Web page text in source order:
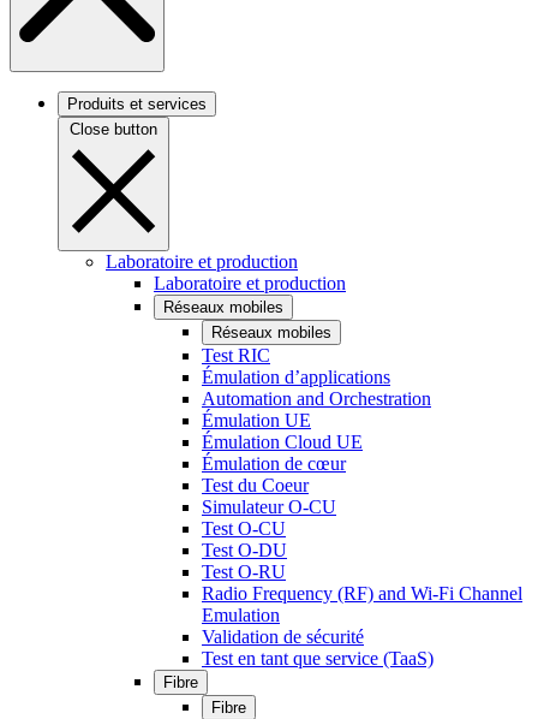
Produits et services
Close button
Laboratoire et production
Laboratoire et production
Réseaux mobiles
Réseaux mobiles
Test RIC
Émulation d’applications
Automation and Orchestration
Émulation UE
Émulation Cloud UE
Émulation de cœur
Test du Coeur
Simulateur O-CU
Test O-CU
Test O-DU
Test O-RU
Radio Frequency (RF) and Wi-Fi Channel
Emulation
Validation de sécurité
Test en tant que service (TaaS)
Fibre
Fibre